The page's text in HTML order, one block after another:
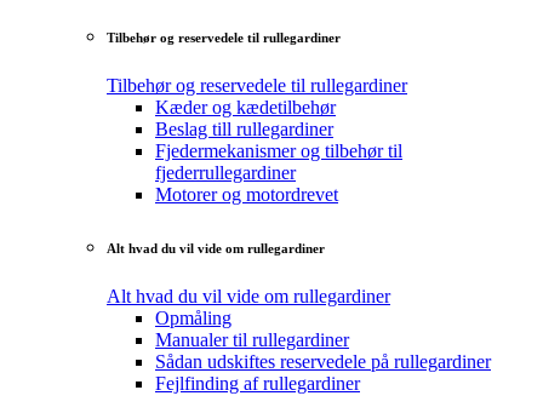
Tilbehør og reservedele til rullegardiner
Tilbehør og reservedele til rullegardiner
Kæder og kædetilbehør
Beslag till rullegardiner
Fjedermekanismer og tilbehør til
fjederrullegardiner
Motorer og motordrevet
Alt hvad du vil vide om rullegardiner
Alt hvad du vil vide om rullegardiner
Opmåling
Manualer til rullegardiner
Sådan udskiftes reservedele på rullegardiner
Fejlfinding af rullegardiner